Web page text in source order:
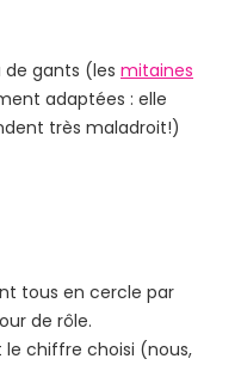
de gants (les mitaines
adaptées : elle
très maladroit!)
tous en cercle par
de rôle.
le chiffre choisi (nous,